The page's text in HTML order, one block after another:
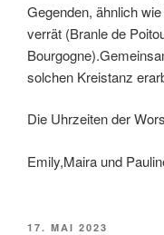
Gegenden, ähnlich
verrät (Branle de
solchen Kreistanz
Die Uhrzeiten der
Emily,Maira und
VERÖFFENTLICHT
17. MAI 2023